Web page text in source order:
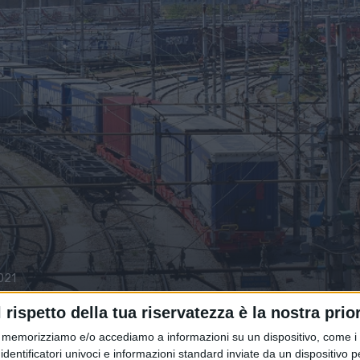
rispetto della tua riservatezza è la nostra
memorizziamo e/o accediamo a informazioni su un dispositivo, come
univoci e informazioni standard inviate da un dispositivo
in Turchia da Trieste